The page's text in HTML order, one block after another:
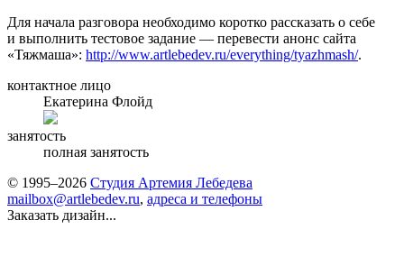
Для начала разговора необходимо коротко рассказать о себе
и выполнить тестовое задание — перевести анонс сайта
«Тяжмаша»: http://www.artlebedev.ru/everything/tyazhmash/.
контактное лицо
Екатерина Флойд
занятость
полная занятость
© 1995–2026 Студия Артемия Лебедева
mailbox@artlebedev.ru, адреса и телефоны
Заказать дизайн...